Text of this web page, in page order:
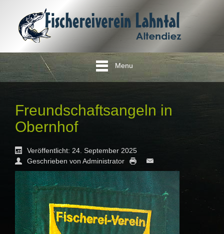
Menu
Freundschaftsangeln in
Obernhof
Veröffentlicht: 24. September 2025
Geschrieben von Administrator